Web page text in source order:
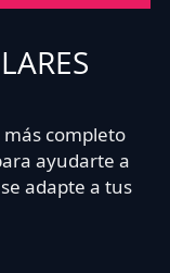
completo
ayudarte a
adapte a tus